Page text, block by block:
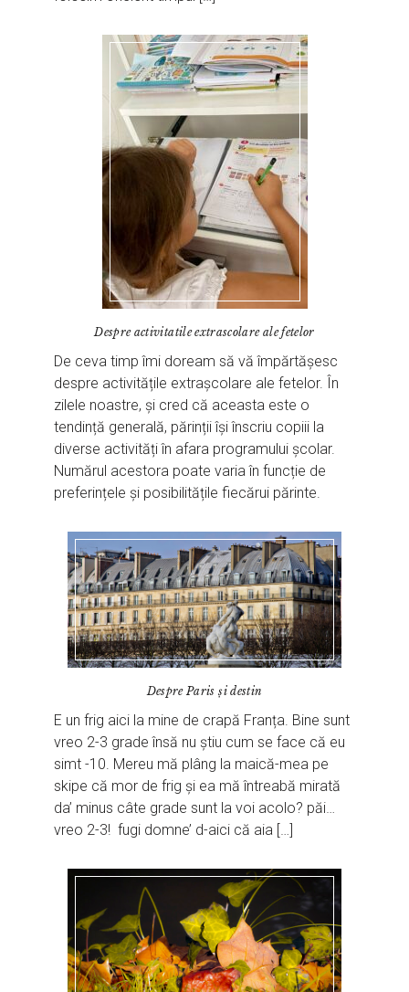
Despre activitatile extrascolare ale fetelor
De ceva timp îmi doream să vă împărtășesc
despre activitățile extrașcolare ale fetelor. În
zilele noastre, și cred că aceasta este o
tendință generală, părinții își înscriu copiii la
diverse activități în afara programului școlar.
Numărul acestora poate varia în funcție de
preferințele și posibilitățile fiecărui părinte.
Despre Paris și destin
E un frig aici la mine de crapă Franța. Bine sunt
vreo 2-3 grade însă nu știu cum se face că eu
simt -10. Mereu mă plâng la maică-mea pe
skipe că mor de frig și ea mă întreabă mirată
da’ minus câte grade sunt la voi acolo? păi…
vreo 2-3! fugi domne’ d-aici că aia […]